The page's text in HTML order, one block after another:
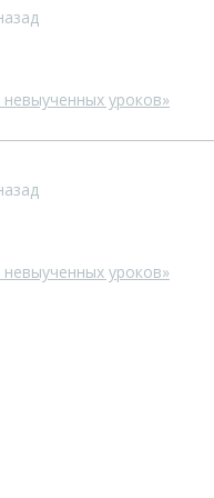
невыученных уроков»
невыученных уроков»